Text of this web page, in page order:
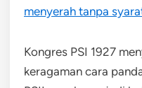
menyerah tanpa
Kongres PSI 1927
keragaman cara